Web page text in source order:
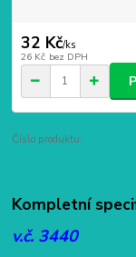
32 Kč/ks
26 Kč bez DPH
Číslo produktu:
Kompletní
v.č. 3440